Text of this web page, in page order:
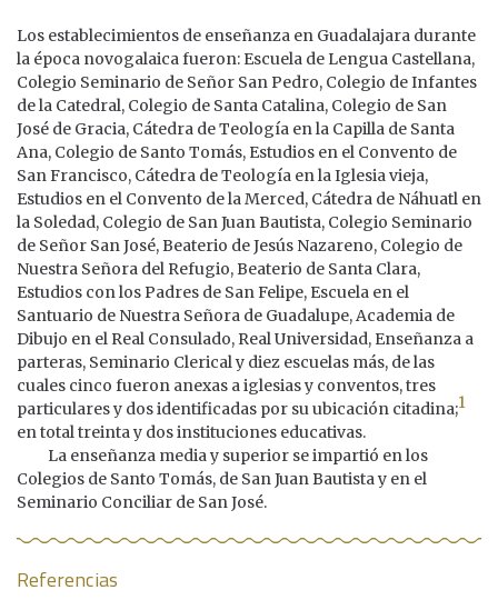
Los establecimientos de enseñanza en Guadalajara durante
la época novogalaica fueron: Escuela de Lengua Castellana,
Colegio Seminario de Señor San Pedro, Colegio de Infantes
de la Catedral, Colegio de Santa Catalina, Colegio de San
José de Gracia, Cátedra de Teología en la Capilla de Santa
Ana, Colegio de Santo Tomás, Estudios en el Convento de
San Francisco, Cátedra de Teología en la Iglesia vieja,
Estudios en el Convento de la Merced, Cátedra de Náhuatl en
la Soledad, Colegio de San Juan Bautista, Colegio Seminario
de Señor San José, Beaterio de Jesús Nazareno, Colegio de
Nuestra Señora del Refugio, Beaterio de Santa Clara,
Estudios con los Padres de San Felipe, Escuela en el
Santuario de Nuestra Señora de Guadalupe, Academia de
Dibujo en el Real Consulado, Real Universidad, Enseñanza a
parteras, Seminario Clerical y diez escuelas más, de las
cuales cinco fueron anexas a iglesias y conventos, tres
particulares y dos identificadas por su ubicación citadina;1
en total treinta y dos instituciones educativas.
La enseñanza media y superior se impartió en los
Colegios de Santo Tomás, de San Juan Bautista y en el
Seminario Conciliar de San José.
Referencias